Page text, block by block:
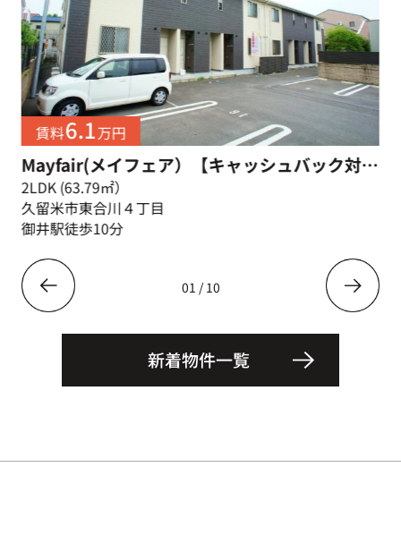
賃料6.1万円
Mayfair(メイフェア）【キャッシュバック対象物件】
2LDK (63.79㎡）
久留米市東合川４丁目
御井駅徒歩10分
01 / 10
新着物件一覧